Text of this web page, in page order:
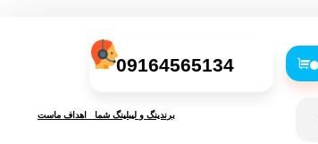
برندینگ و لیبلینگ شما اهداف ماست
09164565134 ۰